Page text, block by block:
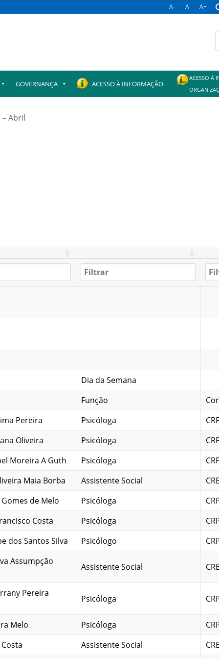
A- A A+
GOVERNANÇA ACESSO À INFORMAÇÃO
ACESSO À
– Abril
Dia da Semana
Função
Pereira
Psicóloga
Oliveira
Psicóloga
Moreira A Guth
Psicóloga
Maia Borba
Assistente Social
de Melo
Psicóloga
Costa
Psicóloga
dos Santos Silva
Psicólogo
Assumpção
Assistente Social
Pereira
Psicóloga
Melo Psicóloga
Assistente Social